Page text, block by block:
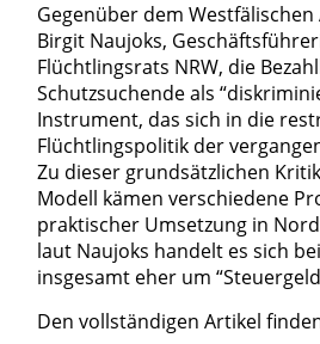
Gegenüber dem
Birgit Naujoks,
Flüchtlingsrats NRW, die
Schutzsuchende als
Instrument, das sich in die
Flüchtlingspolitik der
Zu dieser grundsätzlichen
Modell kämen verschiedene
praktischer Umsetzung in
laut Naujoks handelt es sich
insgesamt eher um
Den vollständigen Artikel